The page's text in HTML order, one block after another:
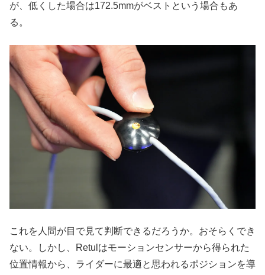
が、低くした場合は172.5mmがベストという場合もあ
る。
これを人間が目で見て判断できるだろうか。おそらくでき
ない。しかし、Retulはモーションセンサーから得られた
位置情報から、ライダーに最適と思われるポジションを導